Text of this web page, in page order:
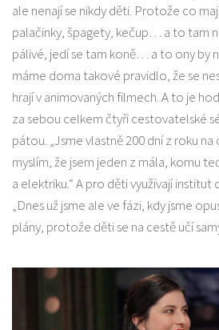
ale nenají se nikdy děti. Protože co
palačinky, špagety, kečup… a to tam
pálivé, jedí se tam koně… a to ony by
máme doma takové pravidlo, že se
hrají v animovaných filmech. A to je
za sebou celkem čtyři cestovatelské
pátou. „Jsme vlastně 200 dní z roku na
myslím, že jsem jeden z mála, komu
a elektriku.“ A pro děti využívají
„Dnes už jsme ale ve fázi, kdy jsme
plány, protože děti se na cestě učí